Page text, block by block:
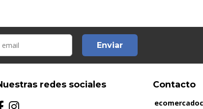
Enviar
redes sociales Contacto